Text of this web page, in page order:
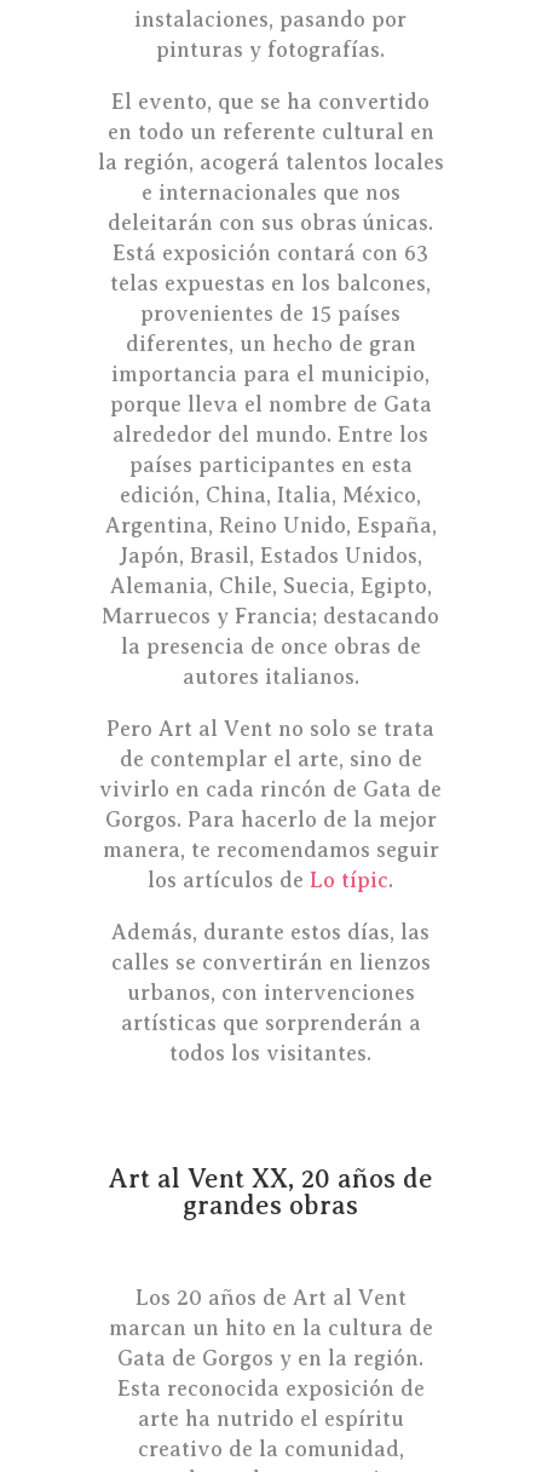
instalaciones, pasando por
pinturas y fotografías.
El evento, que se ha convertido
en todo un referente cultural en
la región, acogerá talentos locales
e internacionales que nos
deleitarán con sus obras únicas.
Está exposición contará con 63
telas expuestas en los balcones,
provenientes de 15 países
diferentes, un hecho de gran
importancia para el municipio,
porque lleva el nombre de Gata
alrededor del mundo. Entre los
países participantes en esta
edición, China, Italia, México,
Argentina, Reino Unido, España,
Japón, Brasil, Estados Unidos,
Alemania, Chile, Suecia, Egipto,
Marruecos y Francia; destacando
la presencia de once obras de
autores italianos.
Pero Art al Vent no solo se trata
de contemplar el arte, sino de
vivirlo en cada rincón de Gata de
Gorgos. Para hacerlo de la mejor
manera, te recomendamos seguir
los artículos de Lo típic.
Además, durante estos días, las
calles se convertirán en lienzos
urbanos, con intervenciones
artísticas que sorprenderán a
todos los visitantes.
Art al Vent XX, 20 años de
grandes obras
Los 20 años de Art al Vent
marcan un hito en la cultura de
Gata de Gorgos y en la región.
Esta reconocida exposición de
arte ha nutrido el espíritu
creativo de la comunidad,